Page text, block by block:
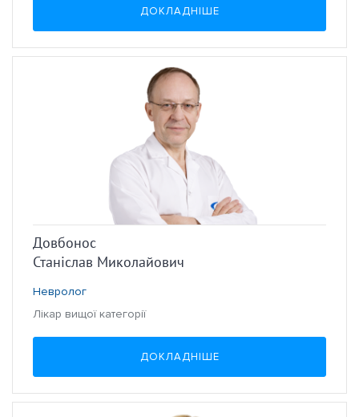
ДОКЛАДНІШЕ
Довбонос
Станіслав Миколайович
Невролог
Лікар вищої категорії
ДОКЛАДНІШЕ